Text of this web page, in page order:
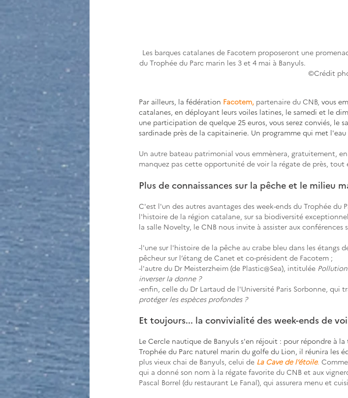
Les barques catalanes de Facotem proposeront une
du Trophée du Parc marin
©Crédit
Par ailleurs, la fédération Facotem, partenaire du CNB, vous
catalanes, en déployant leurs voiles latines, le samedi et le
une participation de quelque 25 euros, vous serez conviés, le
sardinade près de la capitainerie. Un programme qui met
Un autre bateau patrimonial vous emmènera, gratuitement,
manquez pas cette opportunité de voir la régate de près,
Plus de connaissances sur la pêche et le milieu
C'est l'un des autres avantages des week-ends du Trophée du
l'histoire de la région catalane, sur sa biodiversité
la salle Novelty, le CNB nous invite à assister aux conférences
-l'une sur l'histoire de la pêche au crabe bleu dans les étangs
pêcheur sur l’étang de Canet et co-président de Facotem ;
-l'autre du Dr Meisterzheim (de Plastic@Sea), intitulée
inverser la donne ?
-enfin, celle du Dr Lartaud de l'Université Paris Sorbonne, qui
protéger les espèces profondes ?
Et toujours... la convivialité des week-ends de
Le Cercle nautique de Banyuls s'en réjouit : pour répondre à
Trophée du Parc naturel marin du golfe du Lion, il réunira les
plus vieux chai de Banyuls, celui de La Cave de l’étoile.
qui a donné son nom à la régate favorite du CNB et aux
Pascal Borrel (du restaurant Le Fanal), qui assurera menu et